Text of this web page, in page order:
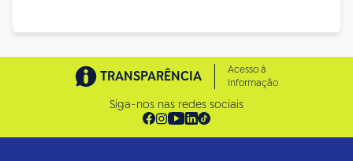
TRANSPARÊNCIA
Acesso à
Informação
Siga-nos nas redes sociais